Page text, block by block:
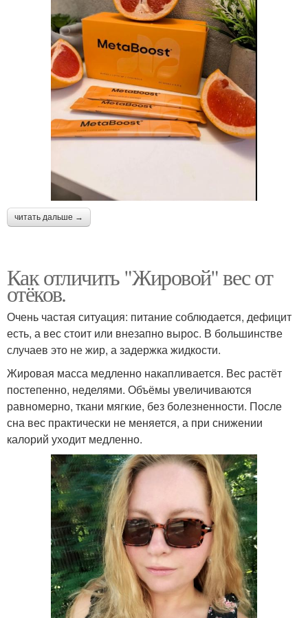
читать дальше →
Как отличить "Жировой" вес от
отёков.
Очень частая ситуация: питание соблюдается, дефицит
есть, а вес стоит или внезапно вырос. В большинстве
случаев это не жир, а задержка жидкости.
Жировая масса медленно накапливается. Вес растёт
постепенно, неделями. Объёмы увеличиваются
равномерно, ткани мягкие, без болезненности. После
сна вес практически не меняется, а при снижении
калорий уходит медленно.